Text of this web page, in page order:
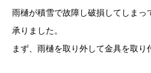
雨樋が積雪で故障し破損してしまっ
承りました。
まず、雨樋を取り外して金具を取り